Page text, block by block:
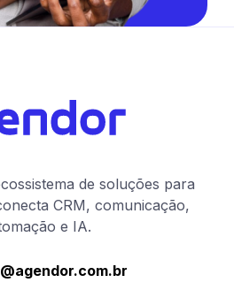
de soluções para
CRM, comunicação,
e IA.